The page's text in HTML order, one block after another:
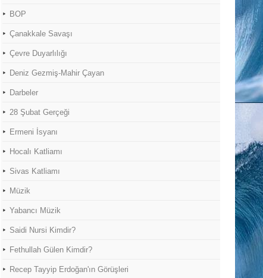
BOP
Çanakkale Savaşı
Çevre Duyarlılığı
Deniz Gezmiş-Mahir Çayan
Darbeler
28 Şubat Gerçeği
Ermeni İsyanı
Hocalı Katliamı
Sivas Katliamı
Müzik
Yabancı Müzik
Saidi Nursi Kimdir?
Fethullah Gülen Kimdir?
Recep Tayyip Erdoğan'ın Görüşleri